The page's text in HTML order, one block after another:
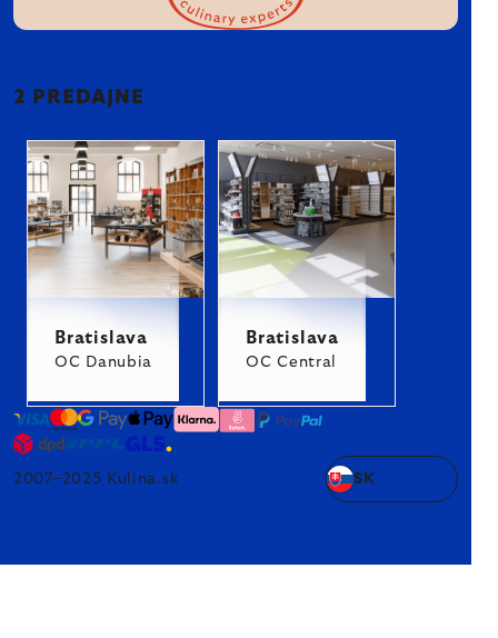
2 PREDAJNE
Bratislava
OC Danubia
Bratislava
OC Central
2007–2025 Kulina.sk SK